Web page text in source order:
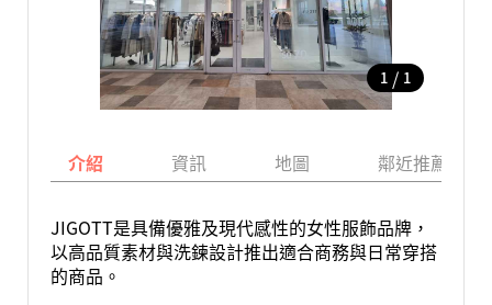
1 / 1
介紹 資訊 地圖 鄰近推薦景點
JIGOTT是具備優雅及現代感性的女性服飾品牌，
以高品質素材與洗鍊設計推出適合商務與日常穿搭
的商品。